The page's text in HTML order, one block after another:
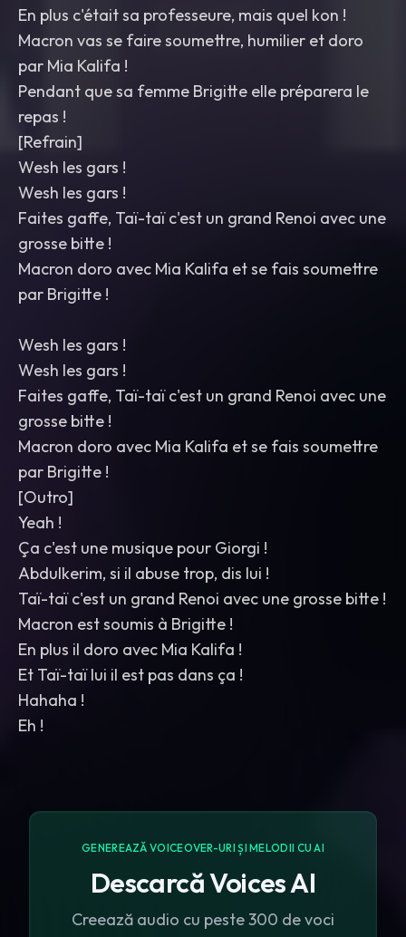
En plus c'était sa professeure, mais quel kon !
Macron vas se faire soumettre, humilier et doro
par Mia Kalifa !
Pendant que sa femme Brigitte elle préparera le
repas !
[Refrain]
Wesh les gars !
Wesh les gars !
Faites gaffe, Taï-taï c'est un grand Renoi avec une
grosse bitte !
Macron doro avec Mia Kalifa et se fais soumettre
par Brigitte !
Wesh les gars !
Wesh les gars !
Faites gaffe, Taï-taï c'est un grand Renoi avec une
grosse bitte !
Macron doro avec Mia Kalifa et se fais soumettre
par Brigitte !
[Outro]
Yeah !
Ça c'est une musique pour Giorgi !
Abdulkerim, si il abuse trop, dis lui !
Taï-taï c'est un grand Renoi avec une grosse bitte !
Macron est soumis à Brigitte !
En plus il doro avec Mia Kalifa !
Et Taï-taï lui il est pas dans ça !
Hahaha !
Eh !
GENEREAZĂ VOICEOVER-URI ȘI MELODII CU AI
Descarcă Voices AI
Creează audio cu peste 300 de voci